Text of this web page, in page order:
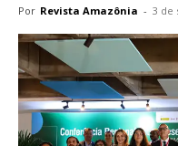
Por Revista Amazônia - 3 de